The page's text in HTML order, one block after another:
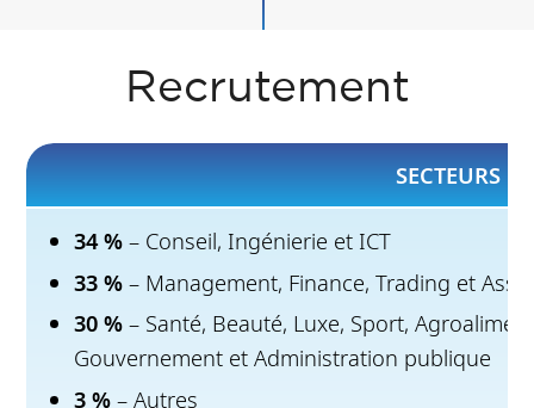
Recrutement
SECTEURS
34 % – Conseil, Ingénierie et ICT
33 % – Management, Finance, Trading et
30 % – Santé, Beauté, Luxe, Sport,
Gouvernement et Administration publique
3 % – Autres